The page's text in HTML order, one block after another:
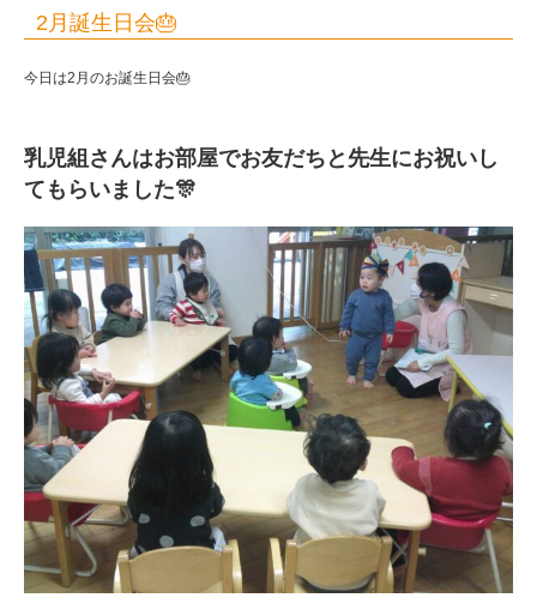
2月誕生日会🎂
今日は2月のお誕生日会🎂
乳児組さんはお部屋でお友だちと先生にお祝いし
てもらいました🎊